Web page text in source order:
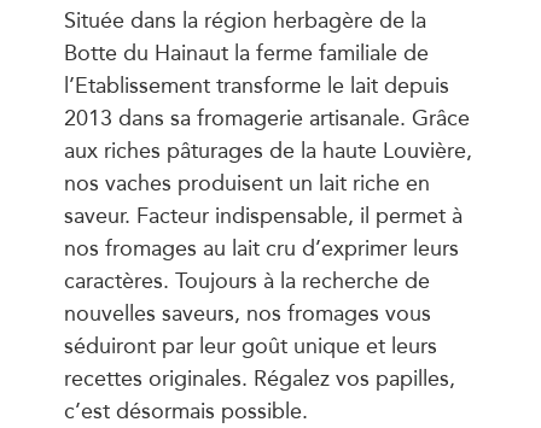
Située dans la région herbagère de la
Botte du Hainaut la ferme familiale de
l’Etablissement transforme le lait depuis
2013 dans sa fromagerie artisanale. Grâce
aux riches pâturages de la haute Louvière,
nos vaches produisent un lait riche en
saveur. Facteur indispensable, il permet à
nos fromages au lait cru d’exprimer leurs
caractères. Toujours à la recherche de
nouvelles saveurs, nos fromages vous
séduiront par leur goût unique et leurs
recettes originales. Régalez vos papilles,
c’est désormais possible.